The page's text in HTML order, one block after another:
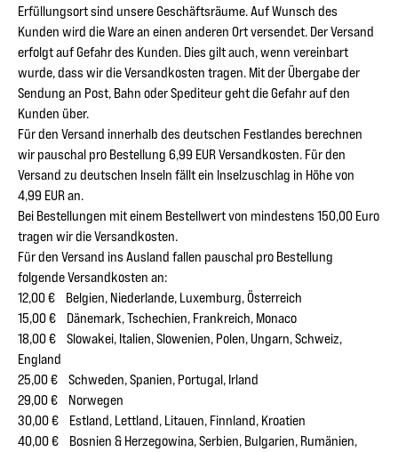
Erfüllungsort sind unsere Geschäftsräume. Auf Wunsch des
Kunden wird die Ware an einen anderen Ort versendet. Der Versand
erfolgt auf Gefahr des Kunden. Dies gilt auch, wenn vereinbart
wurde, dass wir die Versandkosten tragen. Mit der Übergabe der
Sendung an Post, Bahn oder Spediteur geht die Gefahr auf den
Kunden über.
Für den Versand innerhalb des deutschen Festlandes berechnen
wir pauschal pro Bestellung 6,99 EUR Versandkosten. Für den
Versand zu deutschen Inseln fällt ein Inselzuschlag in Höhe von
4,99 EUR an.
Bei Bestellungen mit einem Bestellwert von mindestens 150,00 Euro
tragen wir die Versandkosten.
Für den Versand ins Ausland fallen pauschal pro Bestellung
folgende Versandkosten an:
12,00 € Belgien, Niederlande, Luxemburg, Österreich
15,00 € Dänemark, Tschechien, Frankreich, Monaco
18,00 € Slowakei, Italien, Slowenien, Polen, Ungarn, Schweiz,
England
25,00 € Schweden, Spanien, Portugal, Irland
29,00 € Norwegen
30,00 € Estland, Lettland, Litauen, Finnland, Kroatien
40,00 € Bosnien & Herzegowina, Serbien, Bulgarien, Rumänien,